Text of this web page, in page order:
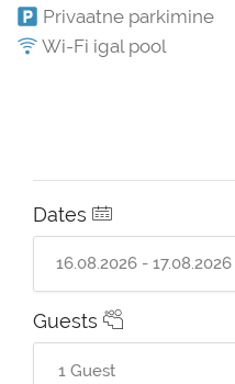
Privaatne parkimine
Wi-Fi igal pool
Dates
Guests